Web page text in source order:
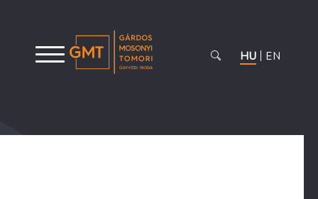
HU EN